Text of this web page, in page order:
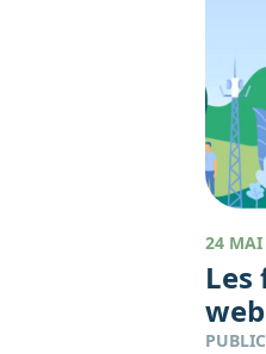
24 MAI
Les